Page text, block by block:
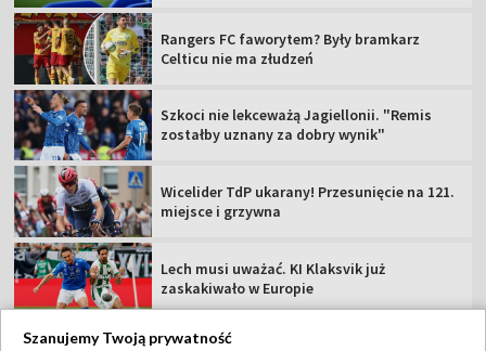
Rangers FC faworytem? Były bramkarz
Celticu nie ma złudzeń
Szkoci nie lekceważą Jagiellonii. "Remis
zostałby uznany za dobry wynik"
Wicelider TdP ukarany! Przesunięcie na 121.
miejsce i grzywna
Lech musi uważać. KI Klaksvik już
zaskakiwało w Europie
Szanujemy Twoją prywatność